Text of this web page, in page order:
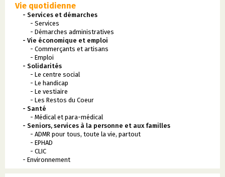
Vie quotidienne
- Services et démarches
- Services
- Démarches administratives
- Vie économique et emploi
- Commerçants et artisans
- Emploi
- Solidarités
- Le centre social
- Le handicap
- Le vestiaire
- Les Restos du Coeur
- Santé
- Médical et para-médical
- Seniors, services à la personne et aux familles
- ADMR pour tous, toute la vie, partout
- EPHAD
- CLIC
- Environnement